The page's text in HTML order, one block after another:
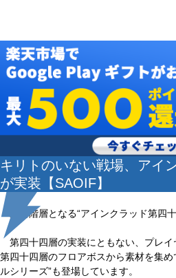
キリトのいない戦場、アイ
が実装【SAOIF】
最新階層となる“アインクラッド第四十
第四十四層の実装にともない、プレイ
第四十四層のフロアボスから素材を集
ルシリーズ”も登場しています。